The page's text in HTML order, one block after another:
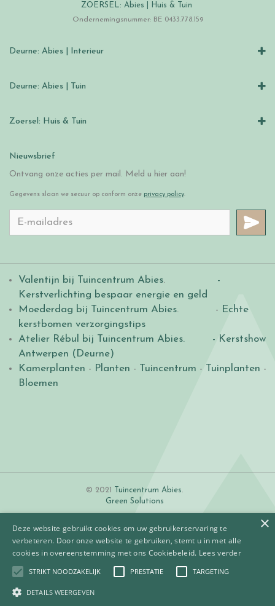
ZOERSEL: Abies | Huis & Tuin
Ondernemingsnummer: BE 0433.778.159
Deurne: Abies | Interieur
Deurne: Abies | Tuin
Zoersel: Huis & Tuin
Nieuwsbrief
Ontvang onze acties per mail. Meld u hier aan!
Gegevens slaan we secuur op conform onze privacy policy.
Valentijn bij Tuincentrum Abies.
-
Kerstverlichting bespaar energie en geld
Moederdag bij Tuincentrum Abies. - Echte
kerstbomen verzorgingstips
Atelier Rébul bij Tuincentrum Abies.
- Kerstshow
Antwerpen (Deurne)
Kamerplanten - Planten - Tuincentrum - Tuinplanten -
Bloemen
© 2021 Tuincentrum Abies.
Green Solutions
Algemene voorwaarden
×
Deze website gebruikt cookies om uw gebruikerservaring te
verbeteren. Door onze website te gebruiken, stemt u in met alle
cookies in overeenstemming met ons Cookiebeleid. Lees verder
STRIKT NOODZAKELIJK PRESTATIE TARGETING
DETAILS WEERGEVEN